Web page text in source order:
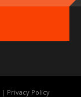
| Privacy Policy